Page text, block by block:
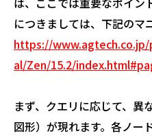
につきましては、下記のマ
https://
al/Zen/15.2/
まず、クエリに応じて、異
図形）が現れます。各ノー